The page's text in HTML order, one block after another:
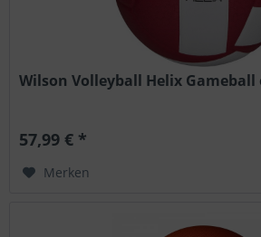
Wilson Volleyball Helix
57,99 € *
Merken